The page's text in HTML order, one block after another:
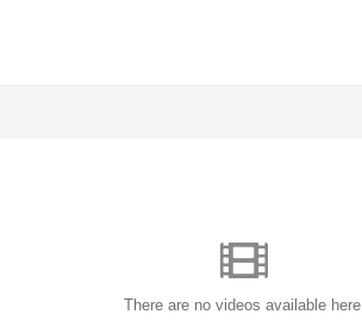
There are no videos available here.